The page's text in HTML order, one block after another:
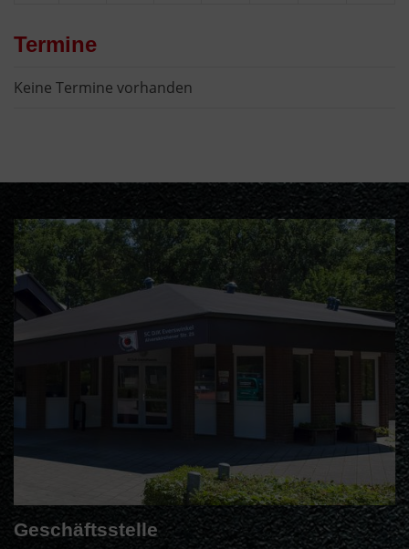
Termine
Keine Termine vorhanden
Geschäftsstelle